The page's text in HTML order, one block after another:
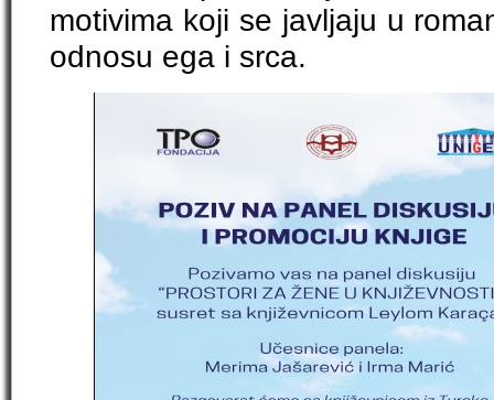
motivima koji se javljaju u
odnosu ega i srca.